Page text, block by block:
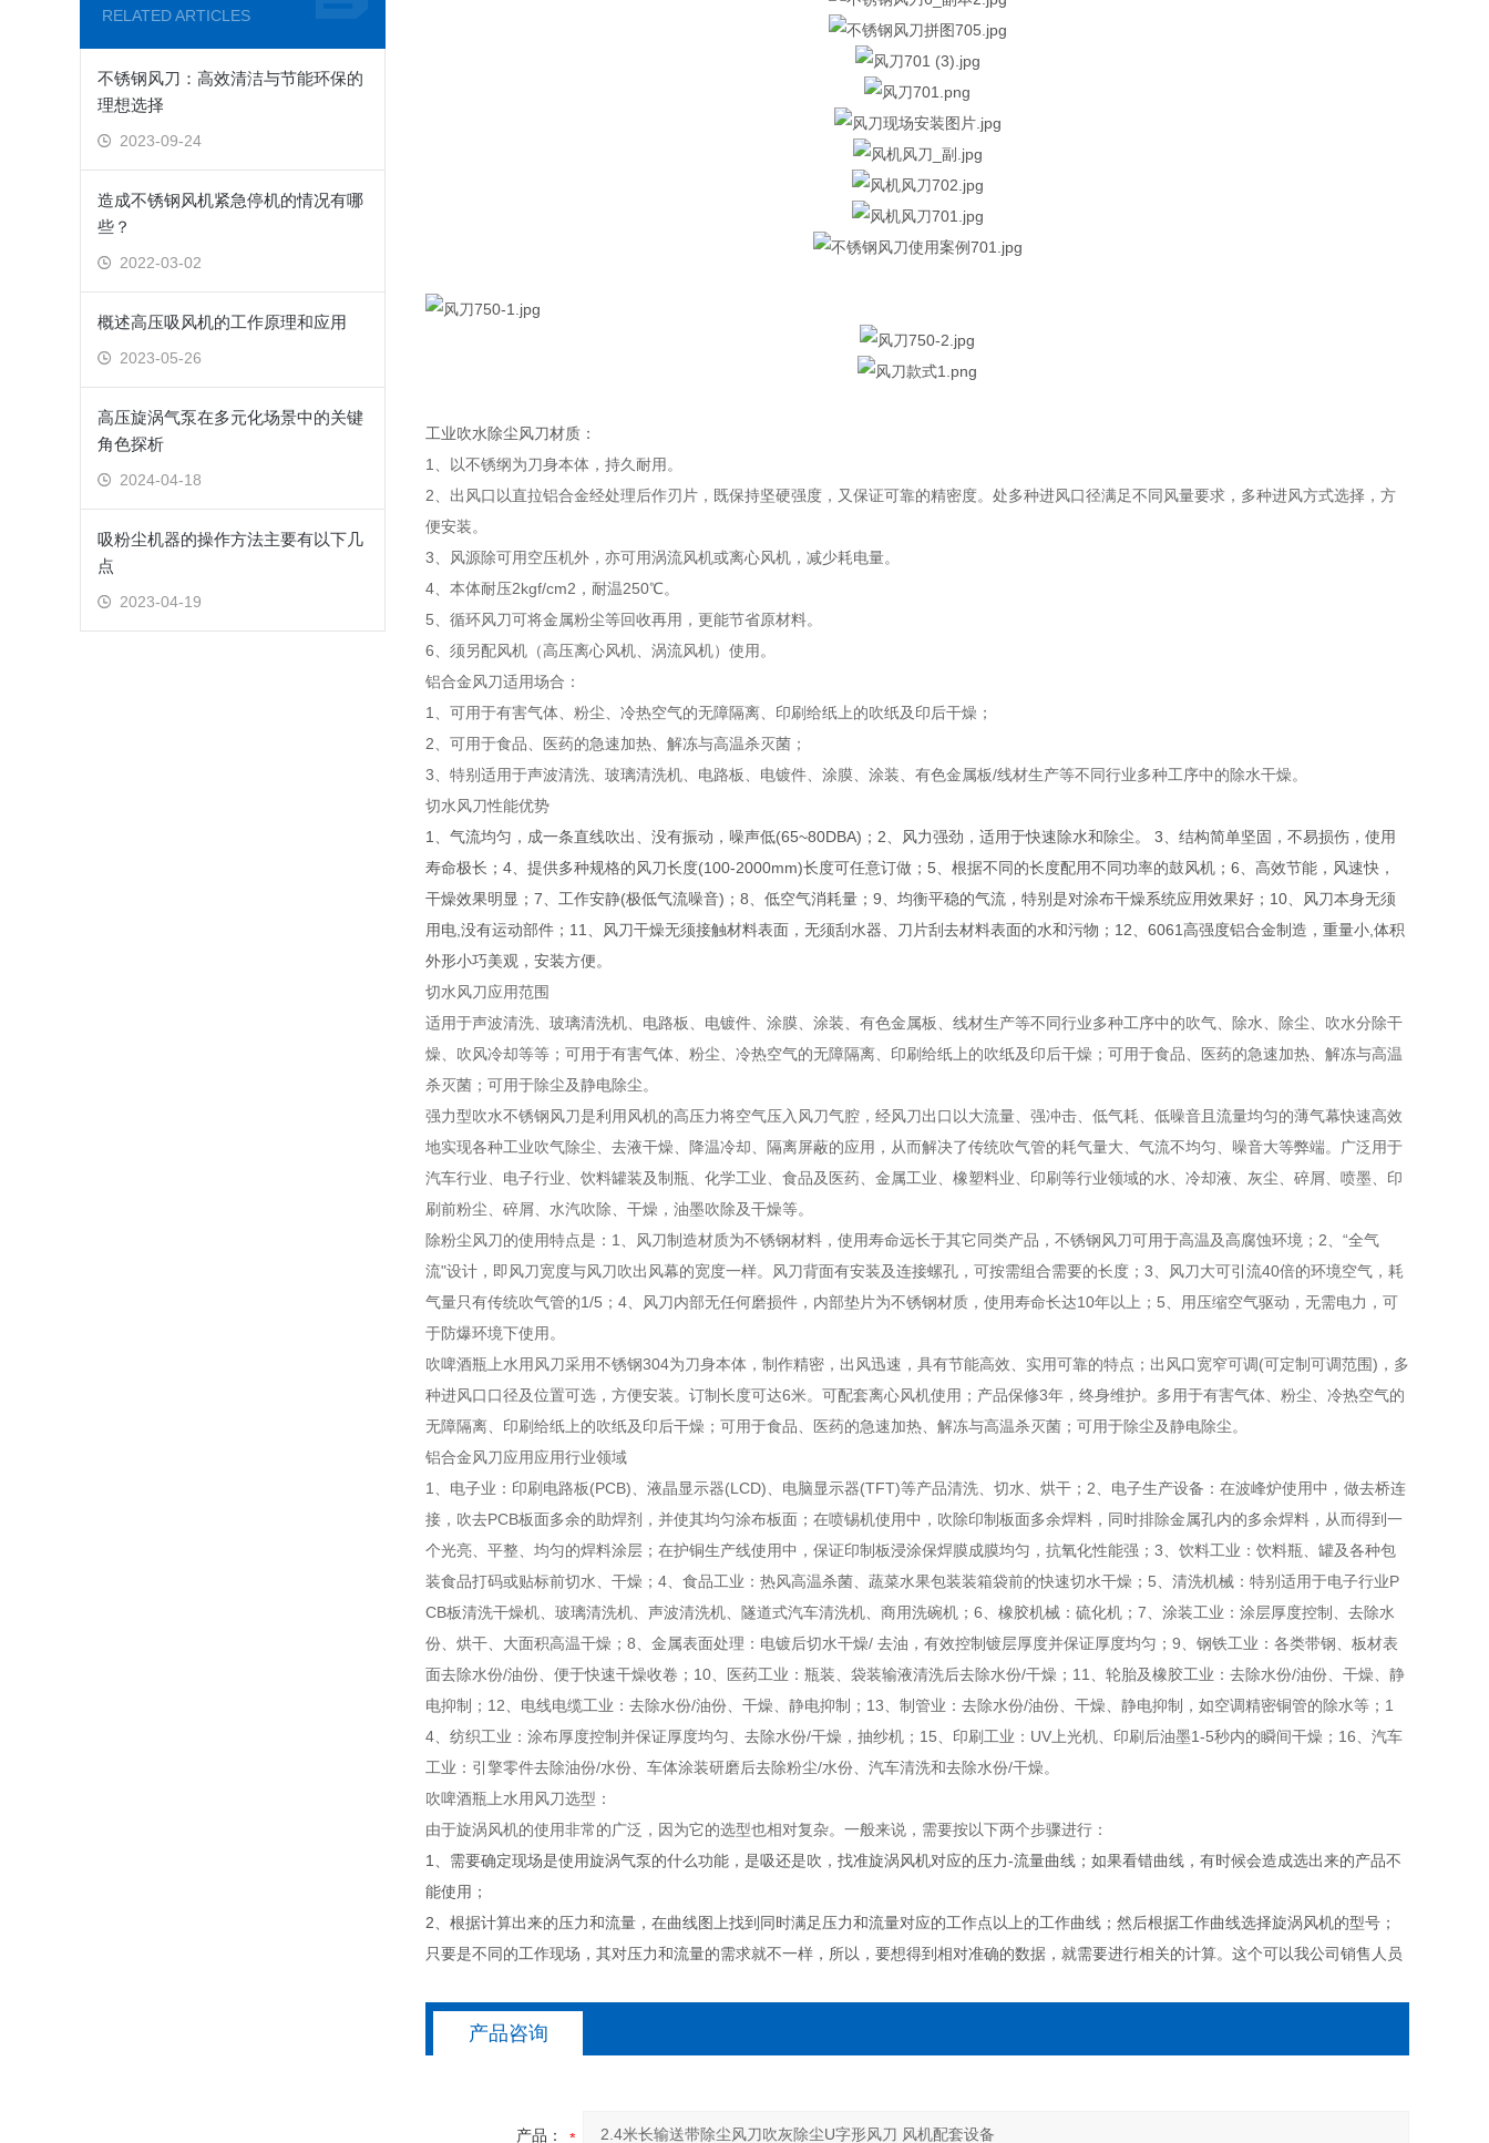
RELATED ARTICLES
不锈钢风刀：高效清洁与节能环保的
理想选择
2023-09-24
造成不锈钢风机紧急停机的情况有哪
些？
2022-03-02
概述高压吸风机的工作原理和应用
2023-05-26
高压旋涡气泵在多元化场景中的关键
角色探析
2024-04-18
吸粉尘机器的操作方法主要有以下几
点
2023-04-19
工业吹水除尘风刀材质：
1、以不锈纲为刀身本体，持久耐用。
2、出风口以直拉铝合金经处理后作刃片，既保持坚硬强度，又保证可靠的精密度。处多种进风口径满足不同风量要求，多种进风方式选择，方
便安装。
3、风源除可用空压机外，亦可用涡流风机或离心风机，减少耗电量。
4、本体耐压2kgf/cm2，耐温250℃。
5、循环风刀可将金属粉尘等回收再用，更能节省原材料。
6、须另配风机（高压离心风机、涡流风机）使用。
铝合金风刀适用场合：
1、可用于有害气体、粉尘、冷热空气的无障隔离、印刷给纸上的吹纸及印后干燥；
2、可用于食品、医药的急速加热、解冻与高温杀灭菌；
3、特别适用于声波清洗、玻璃清洗机、电路板、电镀件、涂膜、涂装、有色金属板/线材生产等不同行业多种工序中的除水干燥。
切水风刀性能优势
1、气流均匀，成一条直线吹出、没有振动，噪声低(65~80DBA)；2、风力强劲，适用于快速除水和除尘。 3、结构简单坚固，不易损伤，使用
寿命极长；4、提供多种规格的风刀长度(100-2000mm)长度可任意订做；5、根据不同的长度配用不同功率的鼓风机；6、高效节能，风速快，
干燥效果明显；7、工作安静(极低气流噪音)；8、低空气消耗量；9、均衡平稳的气流，特别是对涂布干燥系统应用效果好；10、风刀本身无须
用电,没有运动部件；11、风刀干燥无须接触材料表面，无须刮水器、刀片刮去材料表面的水和污物；12、6061高强度铝合金制造，重量小,体积
外形小巧美观，安装方便。
切水风刀应用范围
适用于声波清洗、玻璃清洗机、电路板、电镀件、涂膜、涂装、有色金属板、线材生产等不同行业多种工序中的吹气、除水、除尘、吹水分除干
燥、吹风冷却等等；可用于有害气体、粉尘、冷热空气的无障隔离、印刷给纸上的吹纸及印后干燥；可用于食品、医药的急速加热、解冻与高温
杀灭菌；可用于除尘及静电除尘。
强力型吹水不锈钢风刀是利用风机的高压力将空气压入风刀气腔，经风刀出口以大流量、强冲击、低气耗、低噪音且流量均匀的薄气幕快速高效
地实现各种工业吹气除尘、去液干燥、降温冷却、隔离屏蔽的应用，从而解决了传统吹气管的耗气量大、气流不均匀、噪音大等弊端。广泛用于
汽车行业、电子行业、饮料罐装及制瓶、化学工业、食品及医药、金属工业、橡塑料业、印刷等行业领域的水、冷却液、灰尘、碎屑、喷墨、印
刷前粉尘、碎屑、水汽吹除、干燥，油墨吹除及干燥等。
除粉尘风刀的使用特点是：1、风刀制造材质为不锈钢材料，使用寿命远长于其它同类产品，不锈钢风刀可用于高温及高腐蚀环境；2、“全气
流"设计，即风刀宽度与风刀吹出风幕的宽度一样。风刀背面有安装及连接螺孔，可按需组合需要的长度；3、风刀大可引流40倍的环境空气，耗
气量只有传统吹气管的1/5；4、风刀内部无任何磨损件，内部垫片为不锈钢材质，使用寿命长达10年以上；5、用压缩空气驱动，无需电力，可
于防爆环境下使用。
吹啤酒瓶上水用风刀采用不锈钢304为刀身本体，制作精密，出风迅速，具有节能高效、实用可靠的特点；出风口宽窄可调(可定制可调范围)，多
种进风口口径及位置可选，方便安装。订制长度可达6米。可配套离心风机使用；产品保修3年，终身维护。多用于有害气体、粉尘、冷热空气的
无障隔离、印刷给纸上的吹纸及印后干燥；可用于食品、医药的急速加热、解冻与高温杀灭菌；可用于除尘及静电除尘。
铝合金风刀应用应用行业领域
1、电子业：印刷电路板(PCB)、液晶显示器(LCD)、电脑显示器(TFT)等产品清洗、切水、烘干；2、电子生产设备：在波峰炉使用中，做去桥连
接，吹去PCB板面多余的助焊剂，并使其均匀涂布板面；在喷锡机使用中，吹除印制板面多余焊料，同时排除金属孔内的多余焊料，从而得到一
个光亮、平整、均匀的焊料涂层；在护铜生产线使用中，保证印制板浸涂保焊膜成膜均匀，抗氧化性能强；3、饮料工业：饮料瓶、罐及各种包
装食品打码或贴标前切水、干燥；4、食品工业：热风高温杀菌、蔬菜水果包装装箱袋前的快速切水干燥；5、清洗机械：特别适用于电子行业P
CB板清洗干燥机、玻璃清洗机、声波清洗机、隧道式汽车清洗机、商用洗碗机；6、橡胶机械：硫化机；7、涂装工业：涂层厚度控制、去除水
份、烘干、大面积高温干燥；8、金属表面处理：电镀后切水干燥/ 去油，有效控制镀层厚度并保证厚度均匀；9、钢铁工业：各类带钢、板材表
面去除水份/油份、便于快速干燥收卷；10、医药工业：瓶装、袋装输液清洗后去除水份/干燥；11、轮胎及橡胶工业：去除水份/油份、干燥、静
电抑制；12、电线电缆工业：去除水份/油份、干燥、静电抑制；13、制管业：去除水份/油份、干燥、静电抑制，如空调精密铜管的除水等；1
4、纺织工业：涂布厚度控制并保证厚度均匀、去除水份/干燥，抽纱机；15、印刷工业：UV上光机、印刷后油墨1-5秒内的瞬间干燥；16、汽车
工业：引擎零件去除油份/水份、车体涂装研磨后去除粉尘/水份、汽车清洗和去除水份/干燥。
吹啤酒瓶上水用风刀选型：
由于旋涡风机的使用非常的广泛，因为它的选型也相对复杂。一般来说，需要按以下两个步骤进行：
1、需要确定现场是使用旋涡气泵的什么功能，是吸还是吹，找准旋涡风机对应的压力-流量曲线；如果看错曲线，有时候会造成选出来的产品不
能使用；
2、根据计算出来的压力和流量，在曲线图上找到同时满足压力和流量对应的工作点以上的工作曲线；然后根据工作曲线选择旋涡风机的型号；
只要是不同的工作现场，其对压力和流量的需求就不一样，所以，要想得到相对准确的数据，就需要进行相关的计算。这个可以我公司销售人员
产品咨询
产品：